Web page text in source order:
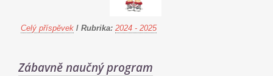
Celý příspěvek / Rubrika: 2024 - 2025
Zábavně naučný program